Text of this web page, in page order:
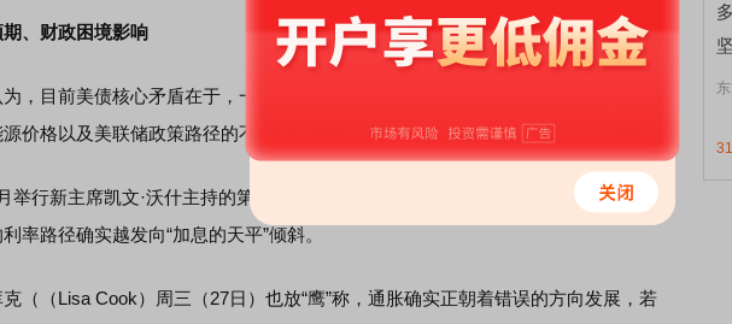
、财政困境影响
为，目前美债核心矛盾在于，一方面，中东局势缓和短期内稳定了市场情绪。但另
价格以及美联储政策路径的不确定性，仍足以重新引发长期美债市场大幅波动。
行新主席凯文·沃什主持的第一次利率会议。市场共识预期是，本次会议将继续按
率路径确实越发向“加息的天平”倾斜。
（Lisa Cook）周三（27日）也放“鹰”称，通胀确实正朝着错误的方向发展，若